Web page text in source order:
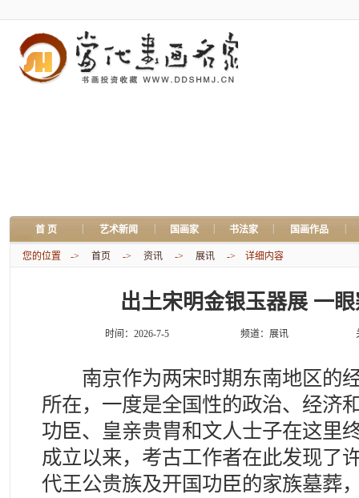
首 页 艺术新闻 国画家 书法家 国画作品
您的位置 -> 首页 -> 资讯 -> 展讯 -> 详细内容
出土宋明金银玉器展 一
时间：2026-7-5 频道： 展讯
南京作为两宋时期东南地区的
所在，一度是全国性的政治、经济
功臣、皇亲贵胄和文人士子在这里
成立以来，考古工作者在此发现了
代王公贵族及开国功臣的家族墓葬